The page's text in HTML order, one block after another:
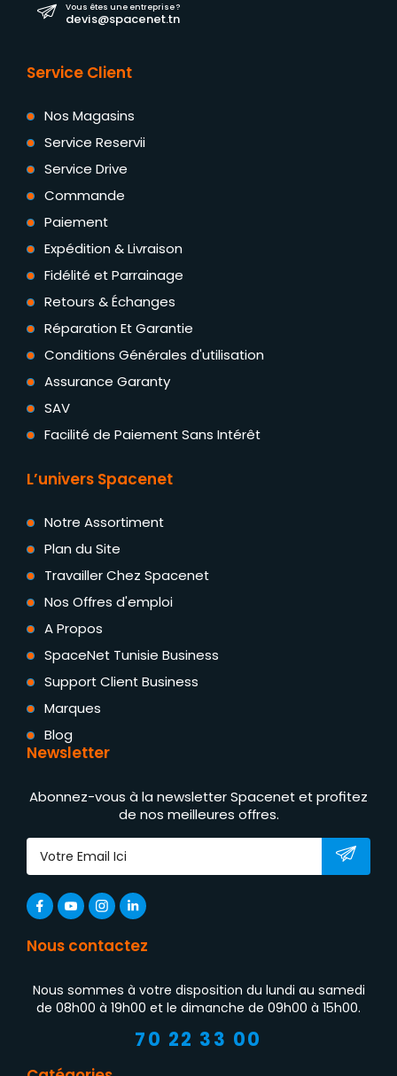
Vous êtes une entreprise ?
devis@spacenet.tn
Service Client
Nos Magasins
Service Reservii
Service Drive
Commande
Paiement
Expédition & Livraison
Fidélité et Parrainage
Retours & Échanges
Réparation Et Garantie
Conditions Générales d'utilisation
Assurance Garanty
SAV
Facilité de Paiement Sans Intérêt
L’univers Spacenet
Notre Assortiment
Plan du Site
Travailler Chez Spacenet
Nos Offres d'emploi
A Propos
SpaceNet Tunisie Business
Support Client Business
Marques
Blog
Newsletter
Abonnez-vous à la newsletter Spacenet et profitez
de nos meilleures offres.
Nous contactez
Nous sommes à votre disposition du lundi au samedi
de 08h00 à 19h00 et le dimanche de 09h00 à 15h00.
70 22 33 00